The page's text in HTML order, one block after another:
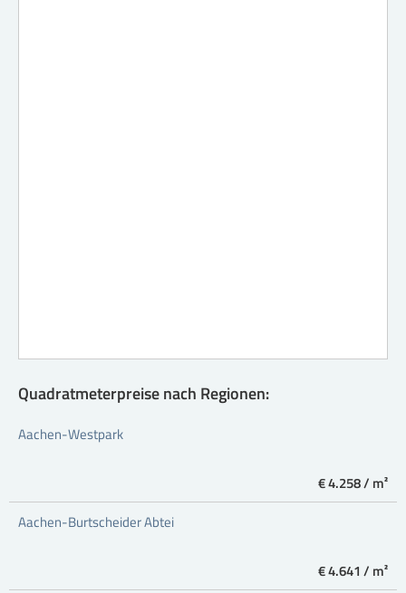
Quadratmeterpreise nach Regionen:
Aachen-Westpark
€ 4.258 / m²
Aachen-Burtscheider Abtei
€ 4.641 / m²